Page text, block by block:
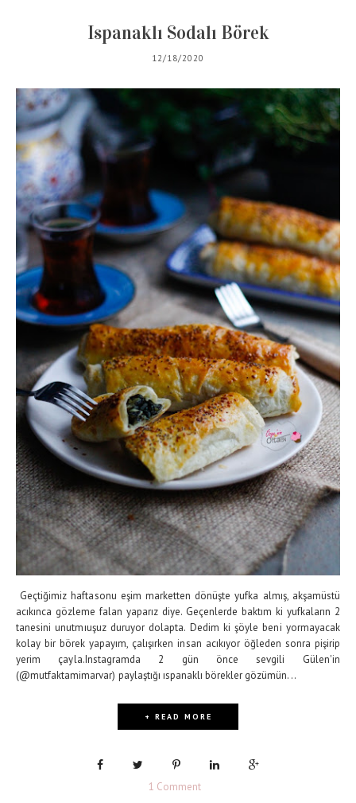
Ispanaklı Sodalı Börek
12/18/2020
Geçtiğimiz haftasonu eşim marketten dönüşte yufka almış, akşamüstü
acıkınca gözleme falan yaparız diye. Geçenlerde baktım ki yufkaların 2
tanesini unutmıuşuz duruyor dolapta. Dedim ki şöyle beni yormayacak
kolay bir börek yapayım, çalışırken insan acıkıyor öğleden sonra pişirip
yerim çayla.Instagramda 2 gün önce sevgili Gülen'in
(@mutfaktamimarvar) paylaştığı ıspanaklı börekler gözümün...
+ READ MORE
1 Comment